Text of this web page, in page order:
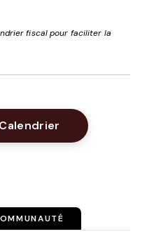
fiscal pour faciliter la
Opens New